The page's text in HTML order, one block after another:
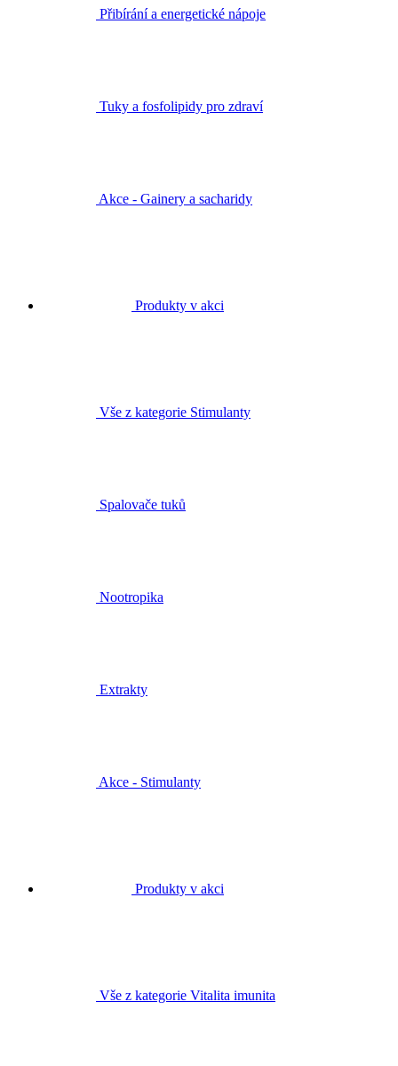
Přibírání a energetické nápoje
Tuky a fosfolipidy pro zdraví
Akce - Gainery a sacharidy
Produkty v akci
Vše z kategorie Stimulanty
Spalovače tuků
Nootropika
Extrakty
Akce - Stimulanty
Produkty v akci
Vše z kategorie Vitalita imunita